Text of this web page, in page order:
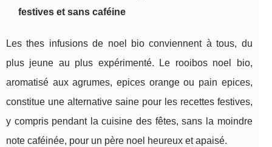
festives et sans caféine
Les thes infusions de noel bio conviennent à tous, du
plus jeune au plus expérimenté. Le rooibos noel bio,
aromatisé aux agrumes, epices orange ou pain epices,
constitue une alternative saine pour les recettes festives,
y compris pendant la cuisine des fêtes, sans la moindre
note caféinée, pour un père noel heureux et apaisé.